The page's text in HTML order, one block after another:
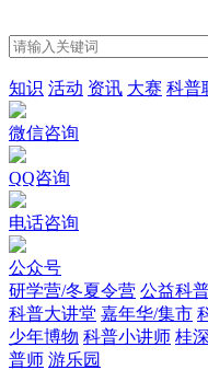
知识 活动 资讯 大赛 科普
微信咨询
QQ咨询
电话咨询
公众号
研学营/冬夏令营 公益科
科普大讲堂 嘉年华/集市
少年博物 科普小讲师 桂
普师 游乐园